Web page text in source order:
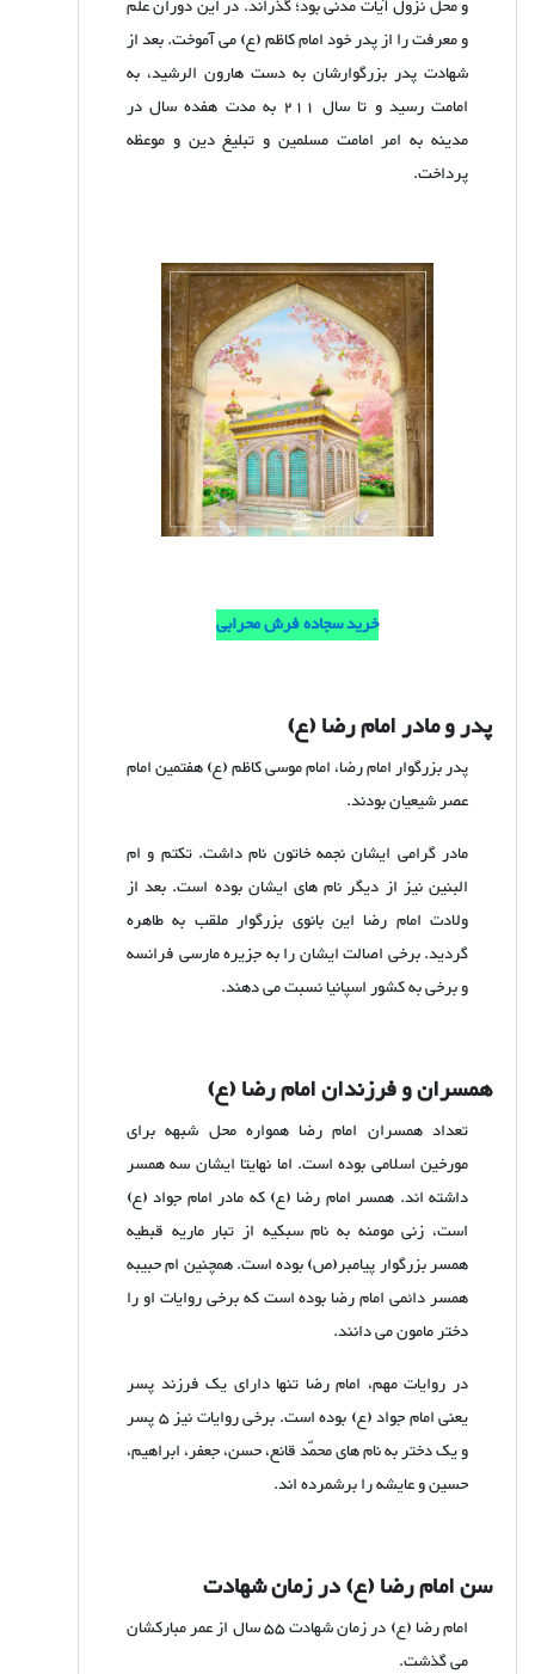
و محل نزول آیات مدنی بود؛ گذراند. در این دوران علم
و معرفت را از پدر خود امام کاظم (ع) می آموخت. بعد از
شهادت پدر بزرگوارشان به دست هارون الرشید، به
امامت رسید و تا سال 211 به مدت هفده سال در
مدینه به امر امامت مسلمین و تبلیغ دین و موعظه
پرداخت.
خرید سجاده فرش محرابی
پدر و مادر امام رضا (ع)
پدر بزرگوار امام رضا، امام موسی کاظم (ع) هفتمین امام
عصر شیعیان بودند.
مادر گرامی ایشان نجمه خاتون نام داشت. تکتم و ام
البنین نیز از دیگر نام های ایشان بوده است. بعد از
ولادت امام رضا این بانوی بزرگوار ملقب به طاهره
گردید. برخی اصالت ایشان را به جزیره مارسی فرانسه
و برخی به کشور اسپانیا نسبت می دهند.
همسران و فرزندان امام رضا (ع)
تعداد همسران امام رضا همواره محل شبهه برای
مورخین اسلامی بوده است. اما نهایتا ایشان سه همسر
داشته اند. همسر امام رضا (ع) که مادر امام جواد (ع)
است، زنی مومنه به نام سبکیه از تبار ماریه قبطیه
همسر بزرگوار پیامبر(ص) بوده است. همچنین ام حبیبه
همسر دائمی امام رضا بوده است که برخی روایات او را
دختر مامون می دانند.
در روایات مهم، امام رضا تنها دارای یک فرزند پسر
یعنی امام جواد (ع) بوده است. برخی روایات نیز 5 پسر
و یک دختر به نام های محمّد قانع، حسن، جعفر، ابراهیم،
حسین و عایشه را برشمرده اند.
سن امام رضا (ع) در زمان شهادت
امام رضا (ع) در زمان شهادت 55 سال از عمر مبارکشان
می گذشت.